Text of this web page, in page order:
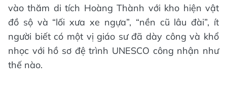
vào thăm di tích Hoàng Thành với kho hiện vật
đồ sộ và “lối xưa xe ngựa”, “nền cũ lâu đài”, ít
người biết có một vị giáo sư đã dày công và khổ
nhọc với hồ sơ đệ trình UNESCO công nhận như
thế nào.